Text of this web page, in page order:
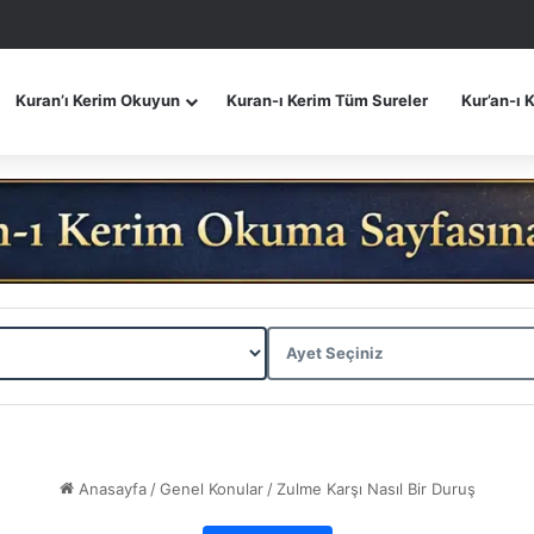
Kuran’ı Kerim Okuyun Kuran-ı Kerim Tüm Sureler Kur’an-ı
Anasayfa / Genel Konular / Zulme Karşı Nasıl Bir Duruş